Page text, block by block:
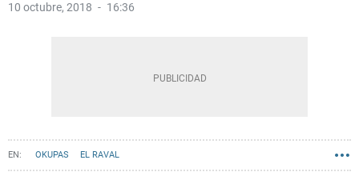
10 octubre, 2018 16:36
OKUPAS EL RAVAL